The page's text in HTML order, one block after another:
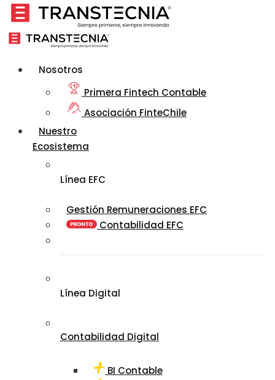
Nosotros
Primera Fintech Contable
Asociación FinteChile
Nuestro
Ecosistema
Línea EFC
Gestión Remuneraciones EFC
Contabilidad EFC
Línea Digital
Contabilidad Digital
BI Contable